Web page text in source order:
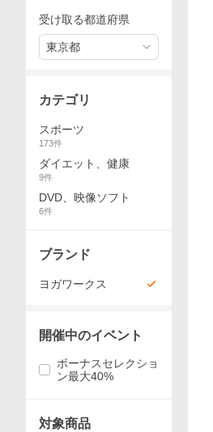
受け取る都道府県
東京都
カテゴリ
スポーツ
173件
ダイエット、健康
9件
DVD、映像ソフト
6件
ブランド
ヨガワークス
開催中のイベント
ボーナスセレクショ
ン最大40%
対象商品